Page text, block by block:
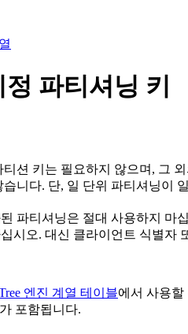
파티셔닝 키
션 키는 필요하지 않으며, 그
니다. 단, 일 단위 파티셔닝이
파티셔닝은 절대 사용하지 마
시오. 대신 클라이언트 식별자
엔진 계열 테이블에서 사용할
가 포함됩니다.